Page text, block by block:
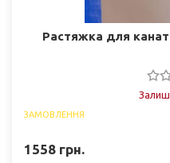
Растяжка для
ЗАМОВЛЕННЯ
1558 грн.